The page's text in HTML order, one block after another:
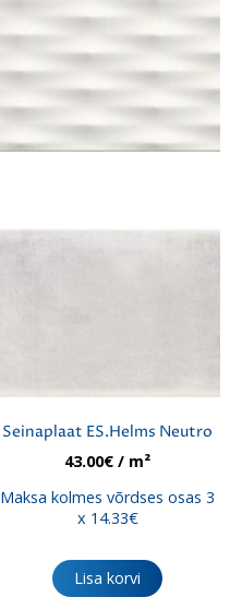
Seinaplaat ES.Helms Neutro
43.00€ / m²
Maksa kolmes võrdses osas 3
x 14.33€
Lisa korvi